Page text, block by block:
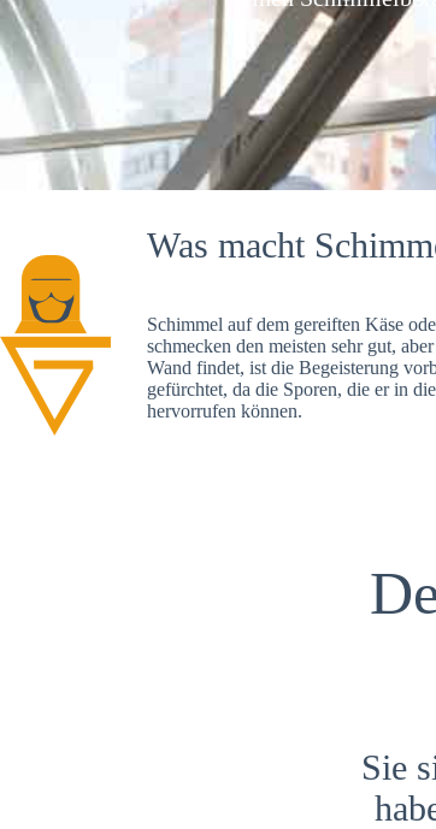
Was macht
Schimmel auf dem gereiften Käse
schmecken den meisten sehr gut,
Wand findet, ist die Begeisterung
gefürchtet, da die Sporen, die er in
hervorrufen können.
Sie